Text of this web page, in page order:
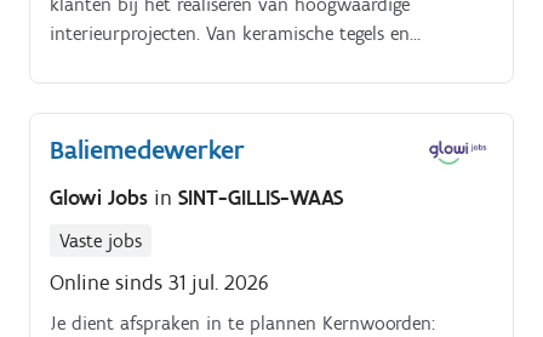
interieurprojecten. Van keramische tegels en
keukenwerkbladen: kwaliteit, vakmanschap en
persoonlijke begeleiding staan bij ons centraal Om
ons team te versterken, zoeken we een enthousiaste
klanten met een glimlach ontvangt en mee zorgt
voor een vlotte dagelijkse werking van ons bedrijf
Baliemedewerker
Glowi Jobs in SINT-GILLIS-WAAS
Vaste jobs
Online sinds 31 jul. 2026
Je dient afspraken in te plannen Kernwoorden: